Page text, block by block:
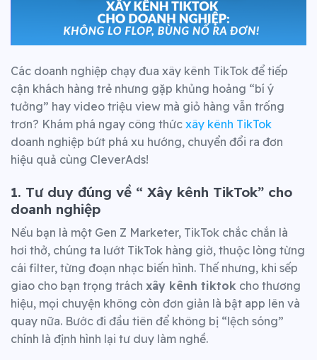
Các doanh nghiệp chạy đua xây kênh TikTok để tiếp
cận khách hàng trẻ nhưng gặp khủng hoảng “bí ý
tưởng” hay video triệu view mà giỏ hàng vẫn trống
trơn? Khám phá ngay công thức xây kênh TikTok
doanh nghiệp bứt phá xu hướng, chuyển đổi ra đơn
hiệu quả cùng CleverAds!
1. Tư duy đúng về “ Xây kênh TikTok” cho
doanh nghiệp
Nếu bạn là một Gen Z Marketer, TikTok chắc chắn là
hơi thở, chúng ta lướt TikTok hàng giờ, thuộc lòng từng
cái filter, từng đoạn nhạc biến hình. Thế nhưng, khi sếp
giao cho bạn trọng trách xây kênh tiktok cho thương
hiệu, mọi chuyện không còn đơn giản là bật app lên và
quay nữa. Bước đi đầu tiên để không bị “lệch sóng”
chính là định hình lại tư duy làm nghề.